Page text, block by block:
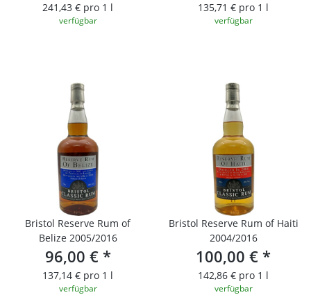
241,43 € pro 1 l
verfügbar
135,71 € pro 1 l
verfügbar
Bristol Reserve Rum of
Belize 2005/2016
96,00 € *
137,14 € pro 1 l
verfügbar
Bristol Reserve Rum of Haiti
2004/2016
100,00 € *
142,86 € pro 1 l
verfügbar